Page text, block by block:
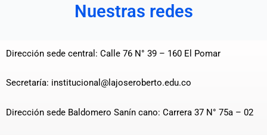
Nuestras redes
Dirección sede central: Calle 76 N° 39 – 160 El Pomar
Secretaría: institucional@lajoseroberto.edu.co
Dirección sede Baldomero Sanín cano: Carrera 37 N° 75a – 02